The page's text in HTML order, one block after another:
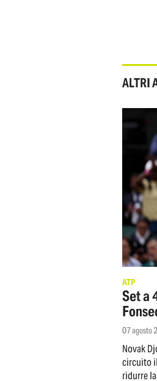
ALTRI
ATP
Set a
07 agosto
Novak
circuito
ridurre